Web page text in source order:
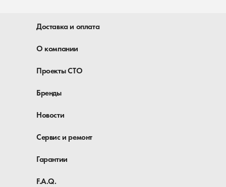
Доставка и оплата
О компании
Проекты СТО
Бренды
Новости
Сервис и ремонт
Гарантии
F.A.Q.